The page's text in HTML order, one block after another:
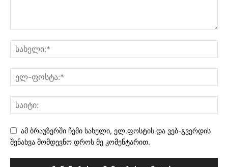
ამ ბრაუზერში ჩემი სახელი, ელ.ფოსტის და ვებ-გვერდის
შენახვა მომდევნო დროს მე კომენტარით.